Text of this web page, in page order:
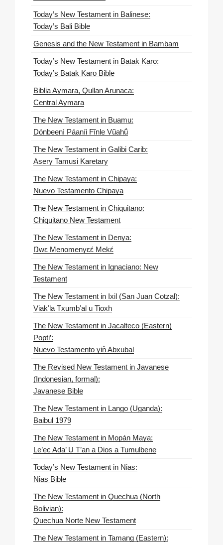
Today’s New Testament in Balinese:
Today’s Bali Bible
Genesis and the New Testament in Bambam
Today’s New Testament in Batak Karo:
Today’s Batak Karo Bible
Biblia Aymara, Qullan Arunaca:
Central Aymara
The New Testament in Buamu:
Dónbeenì Páaníi Fĩnle Vũahṹ
The New Testament in Galibi Carib:
Asery Tamusi Karetary
The New Testament in Chipaya:
Nuevo Testamento Chipaya
The New Testament in Chiquitano:
Chiquitano New Testament
The New Testament in Denya:
Ŋwɛ Menomenyɛɛ́ Mekɛ́
The New Testament in Ignaciano: New
Testament
The New Testament in Ixil (San Juan Cotzal):
Viakʼla Txumbʼal u Tioxh
The New Testament in Jacalteco (Eastern)
Popti’:
Nuevo Testamento yin̈ Abxubal
The Revised New Testament in Javanese
(Indonesian, formal):
Javanese Bible
The New Testament in Lango (Uganda):
Baibul 1979
The New Testament in Mopán Maya:
Le’ec Ada’ U T’an a Dios a Tumulbene
Today’s New Testament in Nias:
Nias Bible
The New Testament in Quechua (North
Bolivian):
Quechua Norte New Testament
The New Testament in Tamang (Eastern):